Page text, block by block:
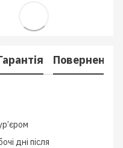
Повернення
дні після